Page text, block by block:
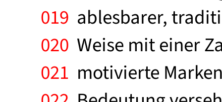
019 ablesbarer,
020 Weise mit einer
021 motivierte